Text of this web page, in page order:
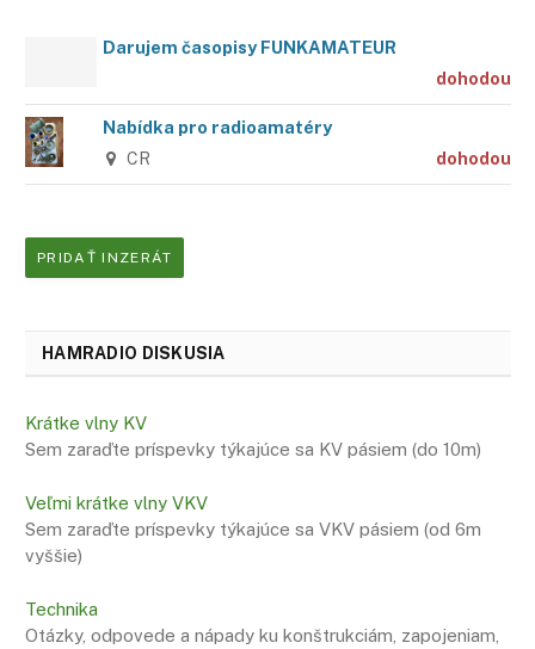
Darujem časopisy FUNKAMATEUR
dohodou
Nabídka pro radioamatéry
CR dohodou
PRIDAŤ INZERÁT
HAMRADIO DISKUSIA
Krátke vlny KV
Sem zaraďte príspevky týkajúce sa KV pásiem (do 10m)
Veľmi krátke vlny VKV
Sem zaraďte príspevky týkajúce sa VKV pásiem (od 6m
vyššie)
Technika
Otázky, odpovede a nápady ku konštrukciám, zapojeniam,